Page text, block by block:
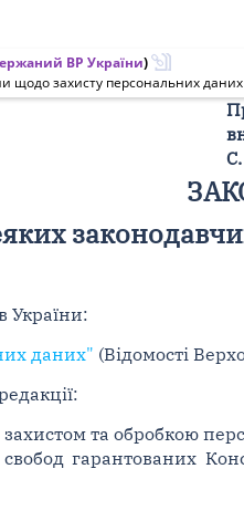
ВР України)
щодо захисту персональних даних